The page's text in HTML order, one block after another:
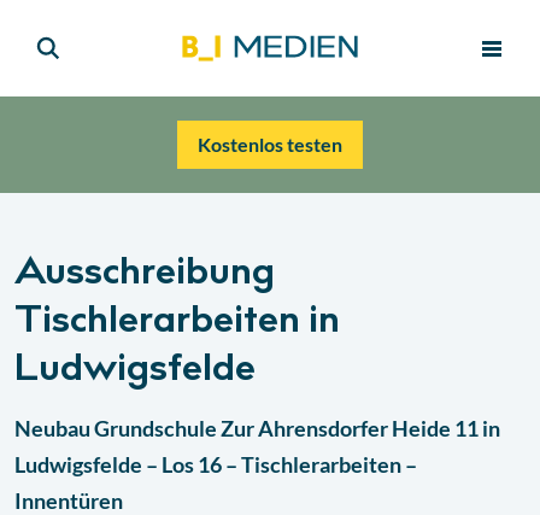
Kostenlos testen
Ausschreibung
Tischlerarbeiten in
Ludwigsfelde
Neubau Grundschule Zur Ahrensdorfer Heide 11 in
Ludwigsfelde – Los 16 – Tischlerarbeiten –
Innentüren